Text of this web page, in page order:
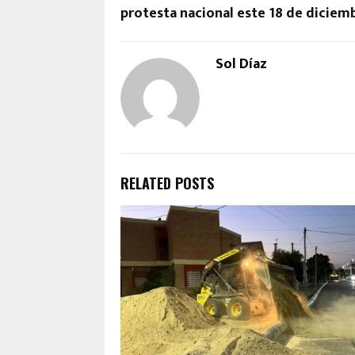
protesta nacional este 18 de
Sol Díaz
RELATED POSTS